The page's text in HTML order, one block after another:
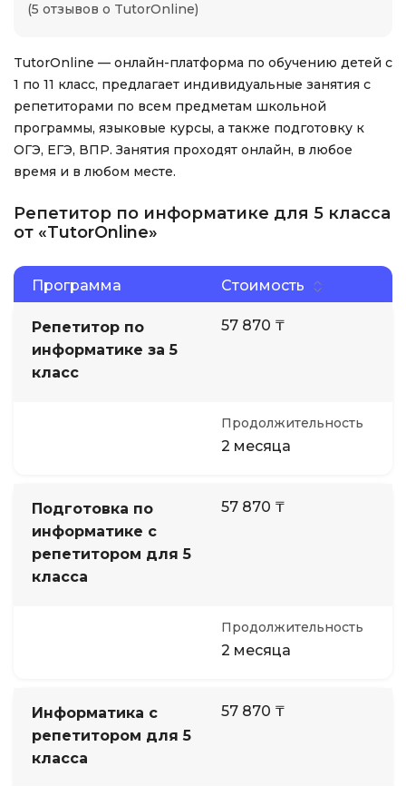
(5 отзывов о TutorOnline)
TutorOnline — онлайн-платформа по обучению детей с
1 по 11 класс, предлагает индивидуальные занятия с
репетиторами по всем предметам школьной
программы, языковые курсы, а также подготовку к
ОГЭ, ЕГЭ, ВПР. Занятия проходят онлайн, в любое
время и в любом месте.
Репетитор по информатике для 5 класса
от «TutorOnline»
Программа Стоимость
Репетитор по
информатике за 5
класс
57 870 ₸
Продолжительность
2 месяца
Подготовка по
информатике с
репетитором для 5
класса
57 870 ₸
Продолжительность
2 месяца
Информатика с
репетитором для 5
класса
57 870 ₸